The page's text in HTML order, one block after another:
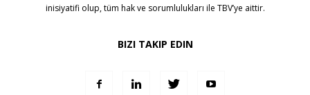
inisiyatifi olup, tüm hak ve sorumlulukları ile TBV’ye aittir.
BIZI TAKIP EDIN